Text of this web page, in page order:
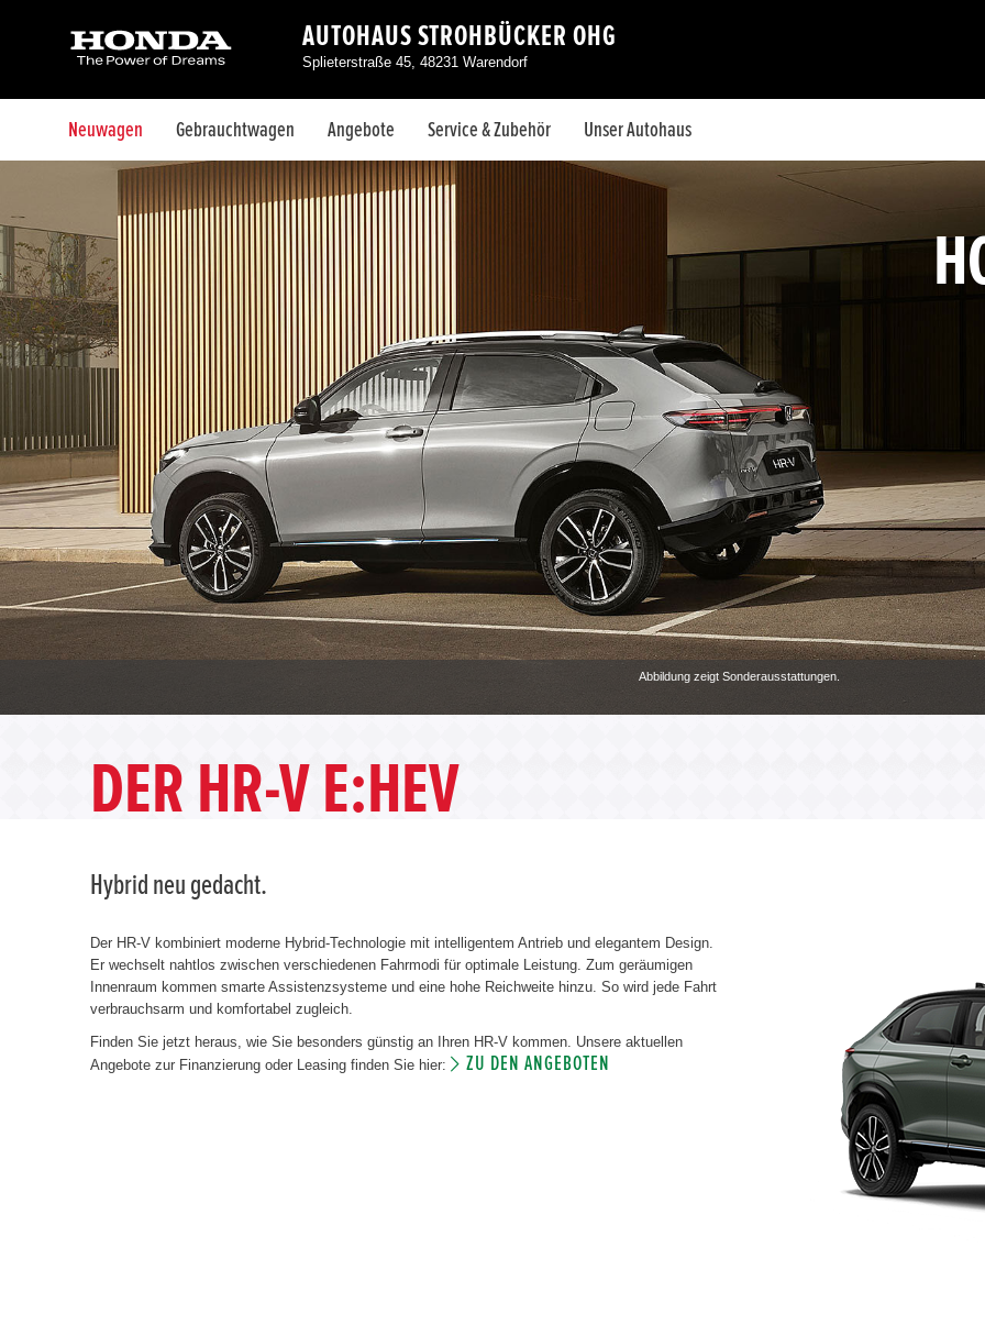
AUTOHAUS STROHBÜCKER OHG
Splieterstraße 45, 48231 Warendorf
Neuwagen Gebrauchtwagen Angebote Service & Zubehör Unser Autohaus
Abbildung zeigt Sonderausstattungen.
DER HR-V E:HEV
Hybrid neu gedacht.
Der HR-V kombiniert moderne Hybrid-Technologie mit intelligentem Antrieb und elegantem Design.
Er wechselt nahtlos zwischen verschiedenen Fahrmodi für optimale Leistung. Zum geräumigen
Innenraum kommen smarte Assistenzsysteme und eine hohe Reichweite hinzu. So wird jede Fahrt
verbrauchsarm und komfortabel zugleich.
Finden Sie jetzt heraus, wie Sie besonders günstig an Ihren HR-V kommen. Unsere aktuellen
Angebote zur Finanzierung oder Leasing finden Sie hier:
ZU DEN ANGEBOTEN